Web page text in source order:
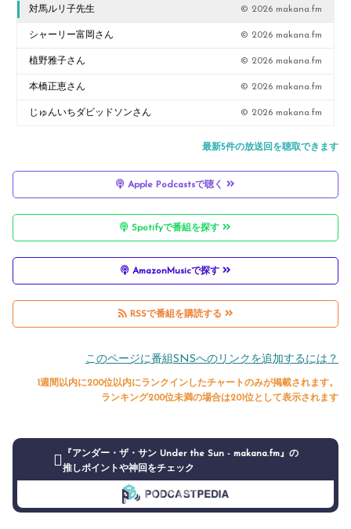
対馬ルリ子先生 © 2026 makana.fm
シャーリー富岡さん © 2026 makana.fm
植野雅子さん © 2026 makana.fm
本橋正恵さん © 2026 makana.fm
じゅんいちダビッドソンさん © 2026 makana.fm
最新5件の放送回を聴取できます
Apple Podcastsで聴く
Spotifyで番組を探す
AmazonMusicで探す
RSSで番組を購読する
このページに番組SNSへのリンクを追加するには？
1週間以内に200位以内にランクインしたチャートのみが掲載されます。
ランキング200位未満の場合は201位として表示されます
『アンダー・ザ・サン Under the Sun - makana.fm』の
推しポイントや神回をチェック